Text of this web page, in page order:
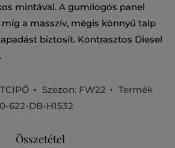
mintával. A gumilogós panel
a masszív, mégis könnyű talp
biztosít. Kontrasztos Diesel
Szezon: FW22
Termék
622-DB-H1532
Összetétel